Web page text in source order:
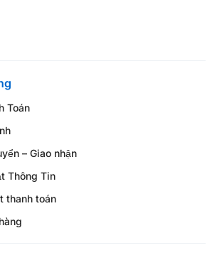
Toán
– Giao nhận
Thông Tin
thanh toán